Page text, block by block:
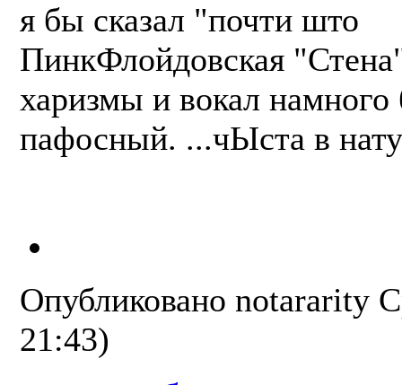
я бы сказал "почти што
ПинкФлойдовская
харизмы и вокал намного
пафосный. ...чЫста в
Опубликовано notararity
21:43)